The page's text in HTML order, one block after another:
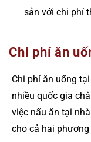
sản với chi phí
Chi phí ăn
Chi phí ăn uống
nhiều quốc gia
việc nấu ăn tại
cho cả hai phương